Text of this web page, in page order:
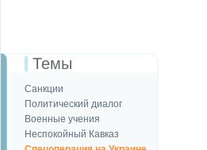
Темы
Санкции
Политический диалог
Военные учения
Неспокойный Кавказ